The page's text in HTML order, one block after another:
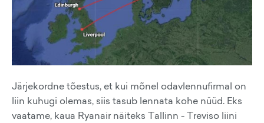
Järjekordne tõestus, et kui mõnel odavlennufirmal on
liin kuhugi olemas, siis tasub lennata kohe nüüd. Eks
vaatame, kaua Ryanair näiteks Tallinn - Treviso liini